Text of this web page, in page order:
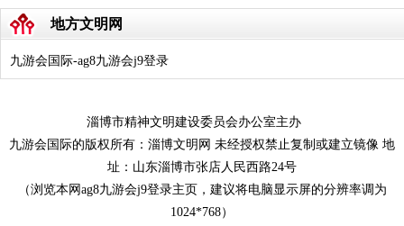
地方文明网
九游会国际-ag8九游会j9登录
淄博市精神文明建设委员会办公室主办
九游会国际的版权所有：淄博文明网 未经授权禁止复制或建立镜像 地
址：山东淄博市张店人民西路24号
（浏览本网ag8九游会j9登录主页，建议将电脑显示屏的分辨率调为
1024*768）